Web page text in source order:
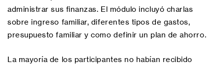
administrar sus finanzas. El módulo incluyó charlas
sobre ingreso familiar, diferentes tipos de gastos,
presupuesto familiar y como definir un plan de ahorro.
La mayoría de los participantes no habían recibido